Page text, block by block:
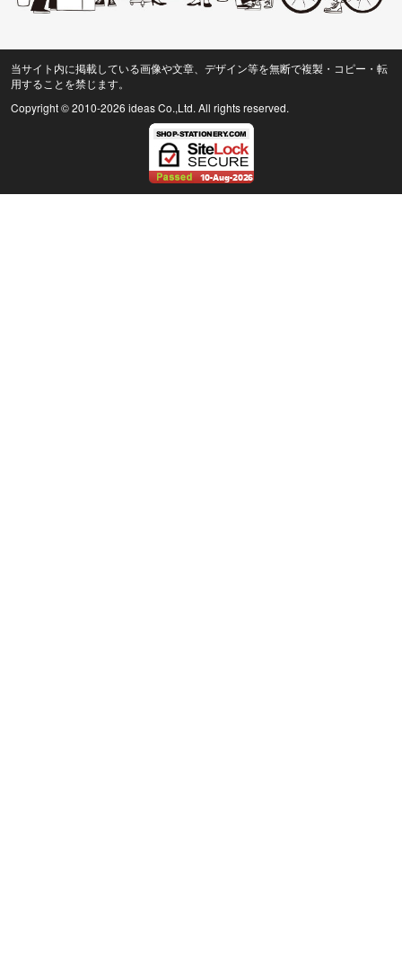
当サイト内に掲載している画像や文章、デザイン等を無断で複製・コピー・転
用することを禁じます。
Copyright © 2010-2026 ideas Co.,Ltd. All rights reserved.